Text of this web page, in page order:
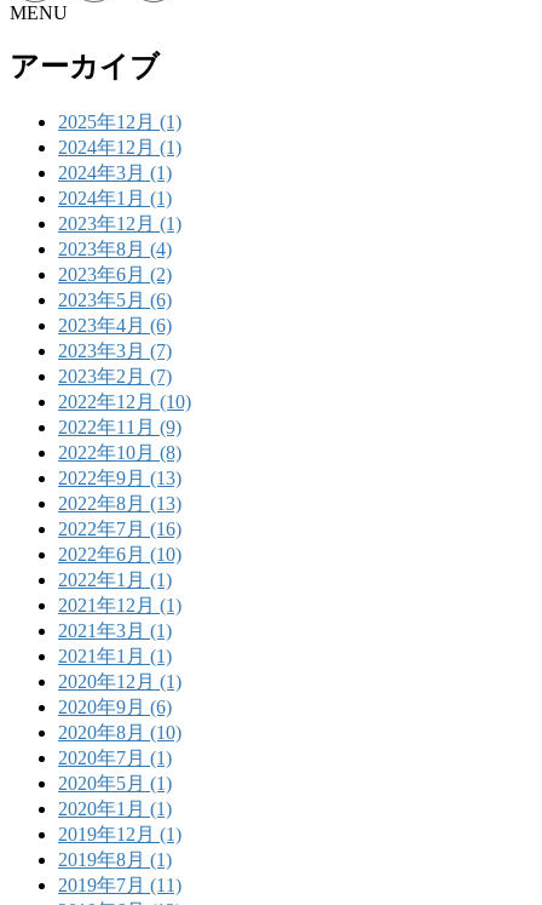
MENU
アーカイブ
2025年12月 (1)
2024年12月 (1)
2024年3月 (1)
2024年1月 (1)
2023年12月 (1)
2023年8月 (4)
2023年6月 (2)
2023年5月 (6)
2023年4月 (6)
2023年3月 (7)
2023年2月 (7)
2022年12月 (10)
2022年11月 (9)
2022年10月 (8)
2022年9月 (13)
2022年8月 (13)
2022年7月 (16)
2022年6月 (10)
2022年1月 (1)
2021年12月 (1)
2021年3月 (1)
2021年1月 (1)
2020年12月 (1)
2020年9月 (6)
2020年8月 (10)
2020年7月 (1)
2020年5月 (1)
2020年1月 (1)
2019年12月 (1)
2019年8月 (1)
2019年7月 (11)